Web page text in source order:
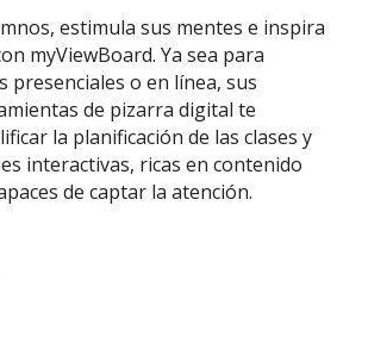
estimula sus mentes e inspira
myViewBoard. Ya sea para
presenciales o en línea, sus
de pizarra digital te
la planificación de las clases y
interactivas, ricas en contenido
de captar la atención.